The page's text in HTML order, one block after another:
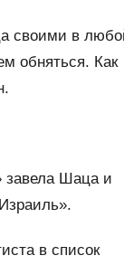
своими в
обняться. Как
завела Шаца и
в список